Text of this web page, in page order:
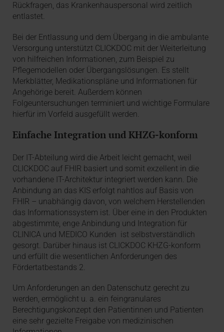
Rückfragen, das Krankenhauspersonal wird zeitlich
entlastet.
Bei der Entlassung und dem Übergang in die ambulante
Versorgung unterstützt CLICKDOC mit der Weiterleitung
von hilfreichen Informationen, zum Beispiel zu
Pflegemodellen oder Übergangslösungen. Es stellt
Merkblätter, Medikationspläne und Informationen für
Angehörige bereit. Außerdem können
Folgeuntersuchungen terminiert und wichtige Formulare
hierfür im Vorfeld ausgefüllt werden.
Einfache Integration und KHZG-konform
Der IT-Abteilung wird die Arbeit leicht gemacht, weil
CLICKDOC auf FHIR basiert und somit exzellent in die
vorhandene IT-Architektur integriert werden kann. Die
Anbindung an das KIS erfolgt nahtlos auf Basis von
FHIR – unabhängig davon, von welchem Herstellenden
das Informationssystem ist. Über eine in den Produkten
abgestimmte, enge Anbindung und Integration für
CLINICA und MEDICO Kunden ist selbstverständlich
gesorgt. Darüber hinaus ist CLICKDOC KHZG-konform
und erfüllt die wesentlichen Anforderungen des
Fördertatbestands 2.
Um Anforderungen an den Datenschutz gerecht zu
werden, ermöglicht u. a. ein feingranulares
Berechtigungskonzept den Patientinnen und Patienten
eine sehr gezielte Freigabe von medizinischen